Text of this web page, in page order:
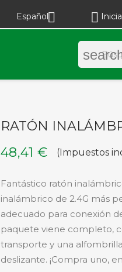
Español 
RATÓN
48,41 €
(Impuestos
Fantástico ratón
inalámbrico de 2.4G más
adecuado para conexión
paquete viene completo,
transporte y una
deslizante. ¡Compra uno,